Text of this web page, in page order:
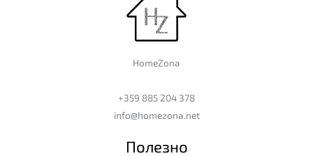
HomeZona
+359 885 204 378
info@homezona.net
Полезно